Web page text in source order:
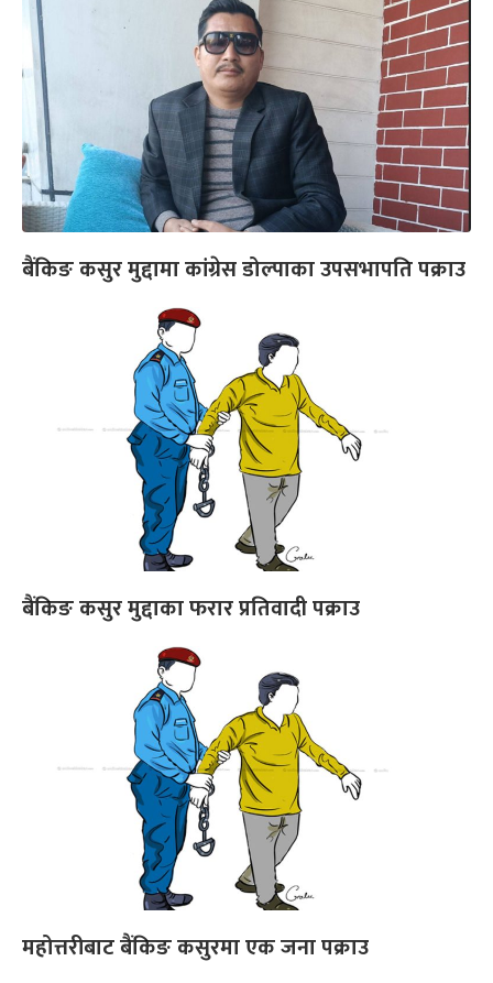
बैंकिङ कसुर मुद्दामा कांग्रेस डोल्पाका उपसभापति पक्राउ
बैंकिङ कसुर मुद्दाका फरार प्रतिवादी पक्राउ
महोत्तरीबाट बैंकिङ कसुरमा एक जना पक्राउ